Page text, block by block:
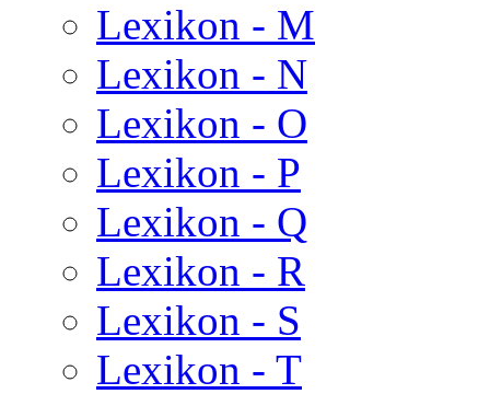
Lexikon - M
Lexikon - N
Lexikon - O
Lexikon - P
Lexikon - Q
Lexikon - R
Lexikon - S
Lexikon - T